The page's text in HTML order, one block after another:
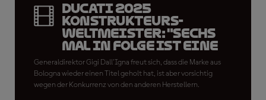
Ducati 2025
Konstrukteurs-
Weltmeister: "Sechs
Mal in Folge ist eine
heftige Zahl"
Generaldirektor Gigi Dall'Igna freut sich, dass die Marke aus
Bologna wieder einen Titel geholt hat, ist aber vorsichtig
wegen der Konkurrenz von den anderen Herstellern.